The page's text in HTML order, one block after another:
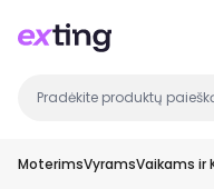
MoterimsVyramsVaikams ir